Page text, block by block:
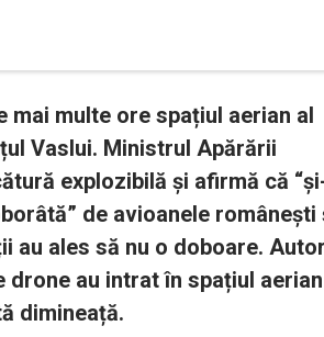
mai multe ore spațiul aerian al
Vaslui. Ministrul Apărării
explozibilă și afirmă că
de avioanele românești
au ales să nu o doboare.
drone au intrat în spațiul
dimineață.